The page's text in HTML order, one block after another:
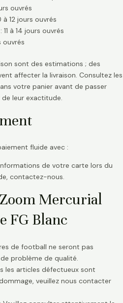
ouvrés
à 12 jours ouvrés
à 14 jours ouvrés
ouvrés
sont des estimations ; des
affecter la livraison. Consultez les
votre panier avant de passer
leur exactitude.
fluide avec :
de votre carte lors du
contactez-nous.
Mercurial
FG Blanc
de football ne seront pas
problème de qualité.
les articles défectueux sont
veuillez nous contacter